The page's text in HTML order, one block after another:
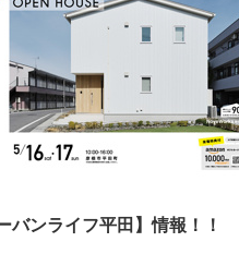
バンライフ平田】情報！！